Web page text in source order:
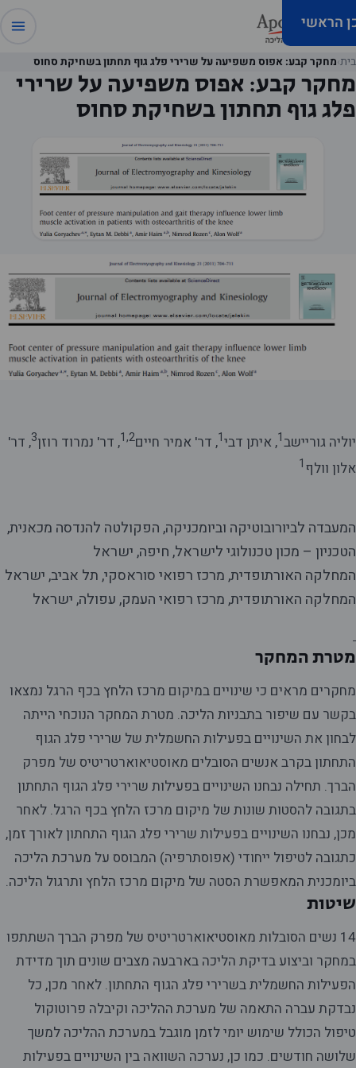
הראשי
בית›מחקר קבע: אפוס משפיעה על שרירי פלג גוף תחתון בשחיקת סחוס
מחקר קבע: אפוס משפיעה על שרירי
פלג גוף תחתון בשחיקת סחוס
יוליה גוריישב1, איתן דבי1, דר' אמיר חיים1,2, דר' נמרוד רוזן3, דר'
אלון וולף1
המעבדה לביורובוטיקה וביומכניקה, הפקולטה להנדסה מכאנית,
הטכניון – מכון טכנולוגי לישראל, חיפה, ישראל
המחלקה האורתופדית, מרכז רפואי סוראסקי, תל אביב, ישראל
המחלקה האורתופדית, מרכז רפואי העמק, עפולה, ישראל
מטרת המחקר
מחקרים מראים כי שינויים במיקום מרכז הלחץ בכף הרגל נמצאו
בקשר עם שיפור בתבניות הליכה. מטרת המחקר הנוכחי הייתה
לבחון את השינויים בפעילות החשמלית של שרירי פלג הגוף
התחתון בקרב אנשים הסובלים מאוסטיאוארטריטיס של מפרק
הברך. תחילה נבחנו השינויים בפעילות שרירי פלג הגוף התחתון
בתגובה להסטות שונות של מיקום מרכז הלחץ בכף הרגל. לאחר
מכן, נבחנו השינויים בפעילות שרירי פלג הגוף התחתון לאורך זמן,
כתגובה לטיפול ייחודי (אפוסתרפיה) המבוסס על מערכת הליכה
ביומכנית המאפשרת הסטה של מיקום מרכז הלחץ ותרגול הליכה.
שיטות
14 נשים הסובלות מאוסטיאוארטריטיס של מפרק הברך השתתפו
במחקר וביצוע בדיקת הליכה בארבעה מצבים שונים תוך מדידת
הפעילות החשמלית בשרירי פלג הגוף התחתון. לאחר מכן, כל
נבדקת עברה התאמה של מערכת ההליכה וקיבלה פרוטוקול
טיפול הכולל שימוש יומי לזמן מוגבל במערכת ההליכה למשך
שלושה חודשים. כמו כן, נערכה השוואה בין השינויים בפעילות